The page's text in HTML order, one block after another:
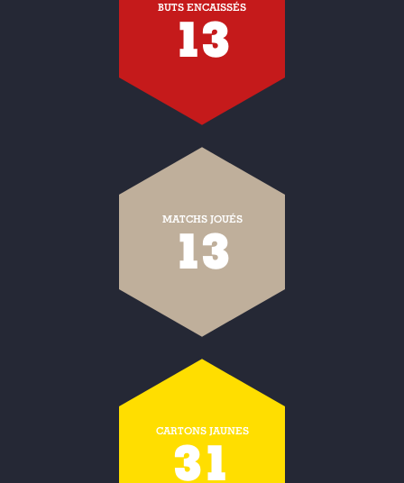
BUTS ENCAISSÉS
13
MATCHS JOUÉS
13
CARTONS JAUNES
31